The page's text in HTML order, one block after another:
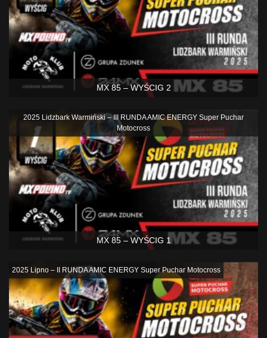
MX 85 – WYŚCIG 2
MX 85 – WYŚCIG 1
2025 Lidzbark Warmiński – III RUNDA AMIC ENERGY Super Puchar
Motocross
2025 Lipno – II RUNDA AMIC ENERGY Super Puchar Motocross